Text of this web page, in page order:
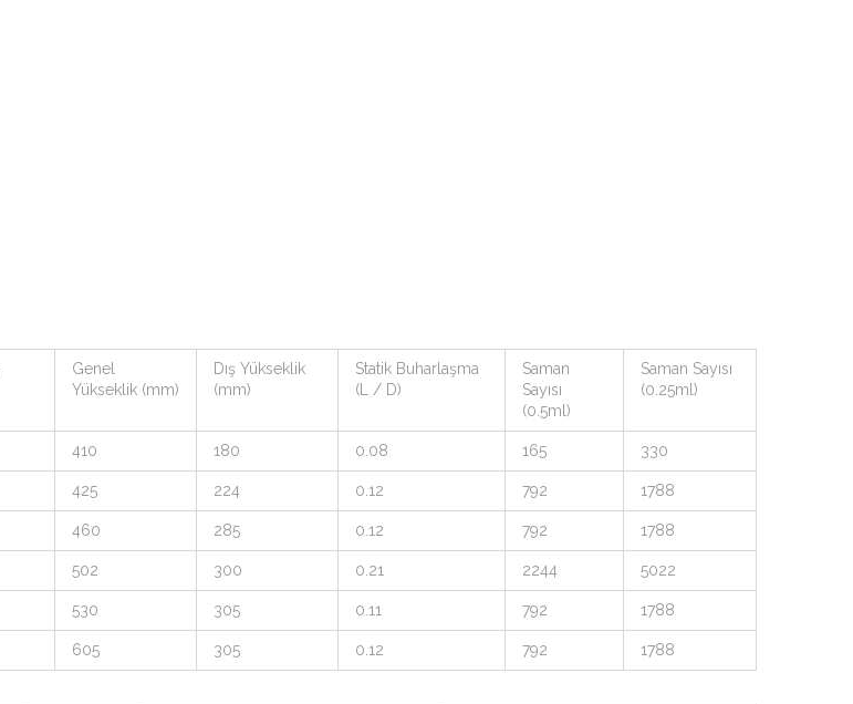
Genel
Yükseklik (mm)
Dış Yükseklik
(mm)
Statik Buharlaşma
(L / D)
Saman
Sayısı
(0.5ml)
Saman Sayısı
(0.25ml)
410 180 0.08 165 330
425 224 0.12 792 1788
460 285 0.12 792 1788
502 300 0.21 2244 5022
530 305 0.11 792 1788
605 305 0.12 792 1788